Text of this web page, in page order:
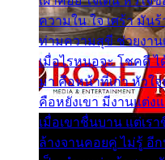
ความใน ใจ เศร้า มัน
ท่ามความสุขี ช่วยงาน
เมื่อไรหนอจะ โชคดี
มา คือหน้าที่เก่า หัวใ
คือหยังเขา มีงานแต่ง
เมื่อเขาชื่นบาน แต่เร
ล้างจานคอยคู่ ไม่รู้ อี